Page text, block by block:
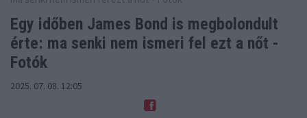
Egy időben James Bond is megbolondult
érte: ma senki nem ismeri fel ezt a nőt -
Fotók
2025. 07. 08. 12:05